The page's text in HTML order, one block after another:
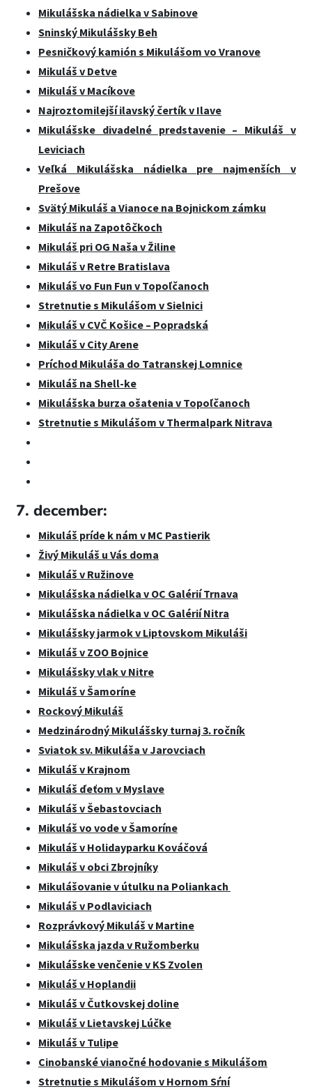
Mikulášska nádielka v Sabinove
Sninský Mikulášsky Beh
Pesničkový kamión s Mikulášom vo Vranove
Mikuláš v Detve
Mikuláš v Macíkove
Najroztomilejší ilavský čertík v Ilave
Mikulášske divadelné predstavenie – Mikuláš v
Leviciach
Veľká Mikulášska nádielka pre najmenších v
Prešove
Svätý Mikuláš a Vianoce na Bojnickom zámku
Mikuláš na Zapotôčkoch
Mikuláš pri OG Naša v Žiline
Mikuláš v Retre Bratislava
Mikuláš vo Fun Fun v Topoľčanoch
Stretnutie s Mikulášom v Sielnici
Mikuláš v CVČ Košice – Popradská
Mikuláš v City Arene
Príchod Mikuláša do Tatranskej Lomnice
Mikuláš na Shell-ke
Mikulášska burza ošatenia v Topoľčanoch
Stretnutie s Mikulášom v Thermalpark Nitrava
7. december:
Mikuláš príde k nám v MC Pastierik
Živý Mikuláš u Vás doma
Mikuláš v Ružinove
Mikulášska nádielka v OC Galérií Trnava
Mikulášska nádielka v OC Galérií Nitra
Mikulášsky jarmok v Liptovskom Mikuláši
Mikuláš v ZOO Bojnice
Mikulášsky vlak v Nitre
Mikuláš v Šamoríne
Rockový Mikuláš
Medzinárodný Mikulášsky turnaj 3. ročník
Sviatok sv. Mikuláša v Jarovciach
Mikuláš v Krajnom
Mikuláš ďeťom v Myslave
Mikuláš v Šebastovciach
Mikuláš vo vode v Šamoríne
Mikuláš v Holidayparku Kováčová
Mikuláš v obci Zbrojníky
Mikulášovanie v útulku na Poliankach ​
Mikuláš v Podlaviciach
Rozprávkový Mikuláš v Martine
Mikulášska jazda v Ružomberku
Mikulášske venčenie v KS Zvolen
Mikuláš v Hoplandii
Mikuláš v Čutkovskej doline
Mikuláš v Lietavskej Lúčke
Mikuláš v Tulipe
Cinobanské vianočné hodovanie s Mikulášom
Stretnutie s Mikulášom v Hornom Sŕní